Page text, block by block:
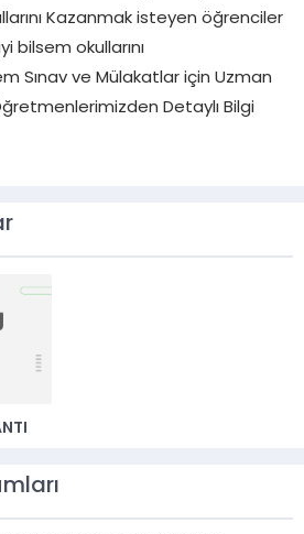
Kazanmak isteyen öğrenciler
bilsem okullarını
Sınav ve Mülakatlar için Uzman
Detaylı Bilgi